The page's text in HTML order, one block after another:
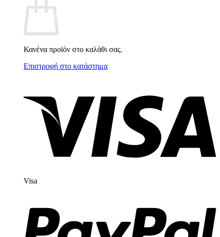
Κανένα προϊόν στο καλάθι σας.
Επιστροφή στο κατάστημα
Visa